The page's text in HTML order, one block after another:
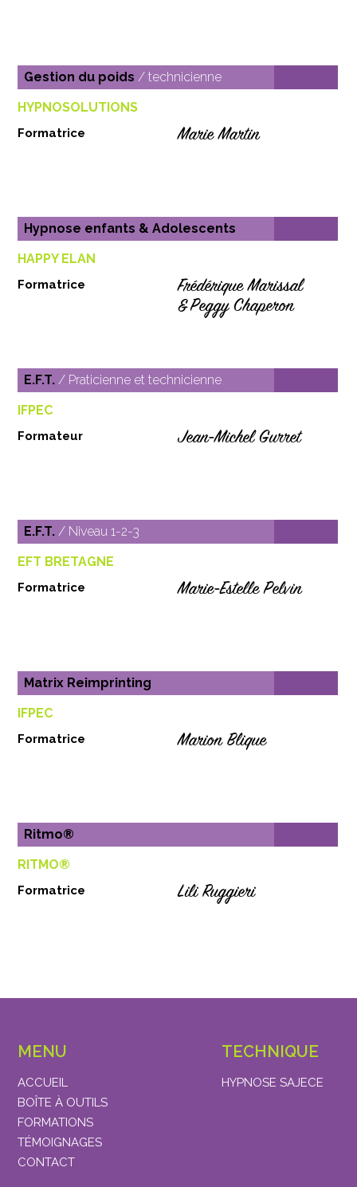
Gestion du poids / technicienne
HYPNOSOLUTIONS
Formatrice Marie Martin
Hypnose enfants & Adolescents
HAPPY ELAN
Formatrice
Frédérique Marissal
& Peggy Chaperon
E.F.T. / Praticienne et technicienne
IFPEC
Formateur Jean-Michel Gurret
E.F.T. / Niveau 1-2-3
EFT BRETAGNE
Formatrice Marie-Estelle Pelvin
Matrix Reimprinting
IFPEC
Formatrice Marion Blique
Ritmo®
RITMO®
Formatrice Lili Ruggieri
MENU
ACCUEIL
BOÎTE À OUTILS
FORMATIONS
TÉMOIGNAGES
CONTACT
TECHNIQUE
HYPNOSE SAJECE